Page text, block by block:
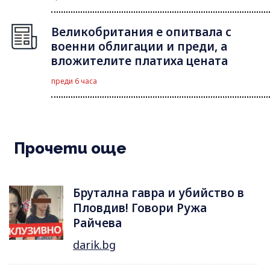
Великобритания е опитвала с
военни облигации и преди, а
вложителите платиха цената
преди 6 часа
Прочети още
Брутална гавра и убийство в
Пловдив! Говори Ружа
Райчева
darik.bg